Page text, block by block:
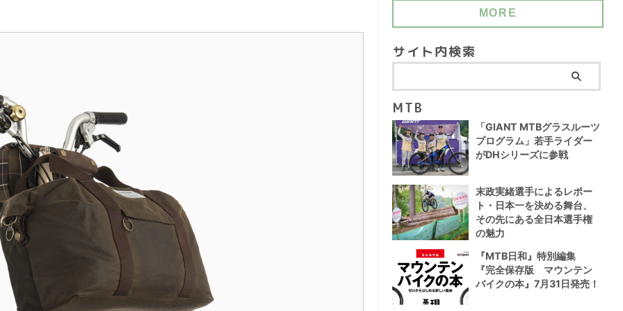
MORE
サイト内検索
MTB
「GIANT MTBグラスルーツ
プログラム」若手ライダー
がDHシリーズに参戦
末政実緒選手によるレポー
ト・日本一を決める舞台、
その先にある全日本選手権
の魅力
『MTB日和』特別編集
『完全保存版 マウンテン
バイクの本』7月31日発売！